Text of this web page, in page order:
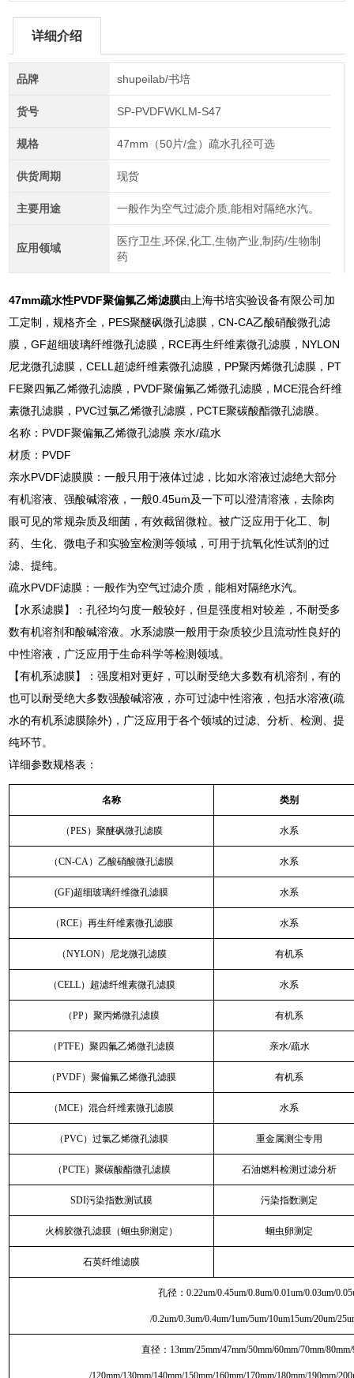
详细介绍
品牌 shupeilab/书培
货号 SP-PVDFWKLM-S47
规格 47mm（50片/盒）疏水孔径可选
供货周期 现货
主要用途 一般作为空气过滤介质,能相对隔绝水汽。
应用领域
医疗卫生,环保,化工,生物产业,制药/生物制
药
47mm疏水性PVDF聚偏氟乙烯滤膜由上海书培实验设备有限公司加
工定制，规格齐全，PES聚醚砜微孔滤膜，CN-CA乙酸硝酸微孔滤
膜，GF超细玻璃纤维微孔滤膜，RCE再生纤维素微孔滤膜，NYLON
尼龙微孔滤膜，CELL超滤纤维素微孔滤膜，PP聚丙烯微孔滤膜，PT
FE聚四氟乙烯微孔滤膜，PVDF聚偏氟乙烯微孔滤膜，MCE混合纤维
素微孔滤膜，PVC过氯乙烯微孔滤膜，PCTE聚碳酸酯微孔滤膜。
名称：PVDF聚偏氟乙烯微孔滤膜 亲水/疏水
材质：PVDF
亲水PVDF滤膜膜：一般只用于液体过滤，比如水溶液过滤绝大部分
有机溶液、强酸碱溶液，一般0.45um及一下可以澄清溶液，去除肉
眼可见的常规杂质及细菌，有效截留微粒。被广泛应用于化工、制
药、生化、微电子和实验室检测等领域，可用于抗氧化性试剂的过
滤、提纯。
疏水PVDF滤膜：一般作为空气过滤介质，能相对隔绝水汽。
【水系滤膜】：孔径均匀度一般较好，但是强度相对较差，不耐受多
数有机溶剂和酸碱溶液。水系滤膜一般用于杂质较少且流动性良好的
中性溶液，广泛应用于生命科学等检测领域。
【有机系滤膜】：强度相对更好，可以耐受绝大多数有机溶剂，有的
也可以耐受绝大多数强酸碱溶液，亦可过滤中性溶液，包括水溶液(疏
水的有机系滤膜除外)，广泛应用于各个领域的过滤、分析、检测、提
纯环节。
详细参数规格表：
名称 类别
（PES）聚醚砜微孔滤膜 水系
（CN-CA）乙酸硝酸微孔滤膜 水系
(GF)超细玻璃纤维微孔滤膜 水系
（RCE）再生纤维素微孔滤膜 水系
（NYLON）尼龙微孔滤膜 有机系
（CELL）超滤纤维素微孔滤膜 水系
（PP）聚丙烯微孔滤膜 有机系
（PTFE）聚四氟乙烯微孔滤膜 亲水/疏水
（PVDF）聚偏氟乙烯微孔滤膜 有机系
（MCE）混合纤维素微孔滤膜 水系
（PVC）过氯乙烯微孔滤膜 重金属测尘专用
（PCTE）聚碳酸酯微孔滤膜 石油燃料检测过滤分析
SDI污染指数测试膜 污染指数测定
火棉胶微孔滤膜（蛔虫卵测定） 蛔虫卵测定
石英纤维滤膜
孔径：0.22um/0.45um/0.8um/0.01um/0.03um/
/0.2um/0.3um/0.4um/1um/5um/10um15um/20um/
直径：13mm/25mm/47mm/50mm/60mm/70mm/
/120mm/130mm/140mm/150mm/160mm/170mm/180mm/190mm/